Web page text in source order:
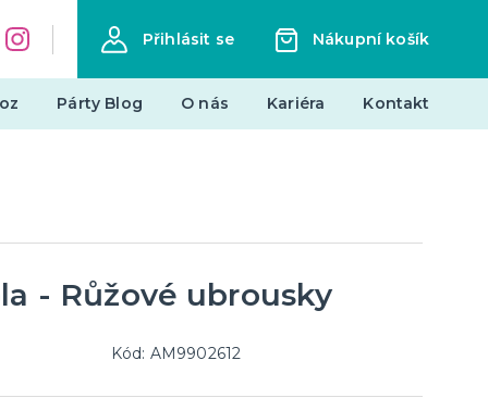
Přihlásit se Nákupní košík
Párty Blog O nás Kariéra Kontakt
Stolní hry
- Růžové ubrousky
Kód: AM9902612